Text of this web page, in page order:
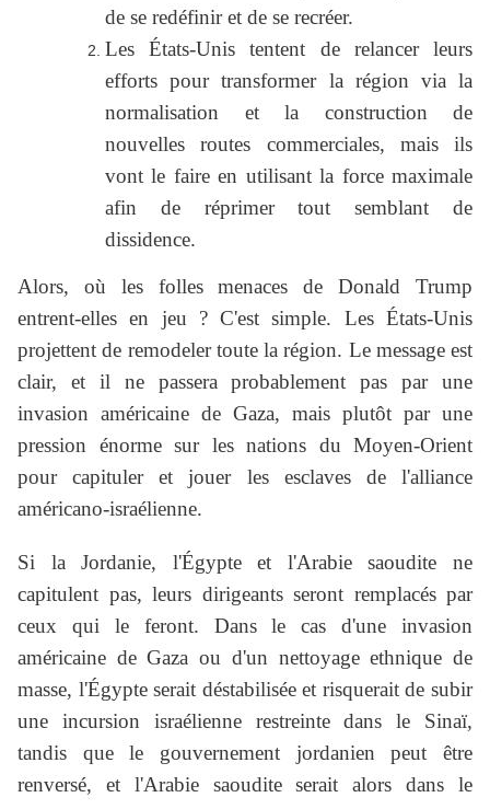
de se redéfinir et de se recréer.
Les États-Unis tentent de relancer leurs
efforts pour transformer la région via la
normalisation et la construction de
nouvelles routes commerciales, mais ils
vont le faire en utilisant la force maximale
afin de réprimer tout semblant de
dissidence.
Alors, où les folles menaces de Donald Trump
entrent-elles en jeu ? C'est simple. Les États-Unis
projettent de remodeler toute la région. Le message est
clair, et il ne passera probablement pas par une
invasion américaine de Gaza, mais plutôt par une
pression énorme sur les nations du Moyen-Orient
pour capituler et jouer les esclaves de l'alliance
américano-israélienne.
Si la Jordanie, l'Égypte et l'Arabie saoudite ne
capitulent pas, leurs dirigeants seront remplacés par
ceux qui le feront. Dans le cas d'une invasion
américaine de Gaza ou d'un nettoyage ethnique de
masse, l'Égypte serait déstabilisée et risquerait de subir
une incursion israélienne restreinte dans le Sinaï,
tandis que le gouvernement jordanien peut être
renversé, et l'Arabie saoudite serait alors dans le